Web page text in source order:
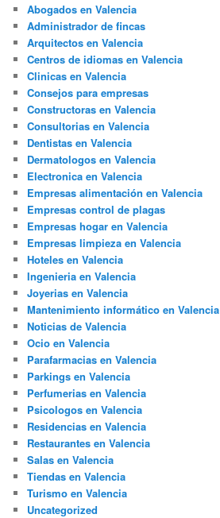
Abogados en Valencia
Administrador de fincas
Arquitectos en Valencia
Centros de idiomas en Valencia
Clinicas en Valencia
Consejos para empresas
Constructoras en Valencia
Consultorias en Valencia
Dentistas en Valencia
Dermatologos en Valencia
Electronica en Valencia
Empresas alimentación en Valencia
Empresas control de plagas
Empresas hogar en Valencia
Empresas limpieza en Valencia
Hoteles en Valencia
Ingenieria en Valencia
Joyerias en Valencia
Mantenimiento informático en Valencia
Noticias de Valencia
Ocio en Valencia
Parafarmacias en Valencia
Parkings en Valencia
Perfumerias en Valencia
Psicologos en Valencia
Residencias en Valencia
Restaurantes en Valencia
Salas en Valencia
Tiendas en Valencia
Turismo en Valencia
Uncategorized